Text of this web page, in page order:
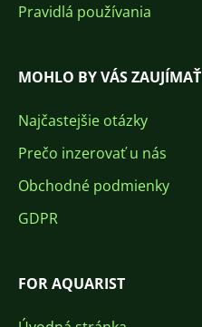
Pravidlá používania
MOHLO BY VÁS ZAUJÍMAŤ
Najčastejšie otázky
Prečo inzerovať u nás
Obchodné podmienky
GDPR
FOR AQUARIST